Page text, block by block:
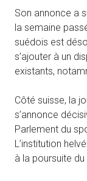
Son annonce a
la semaine
suédois est
s’ajouter à un
existants,
Côté suisse, la
s’annonce
Parlement du
L’institution
à la poursuite